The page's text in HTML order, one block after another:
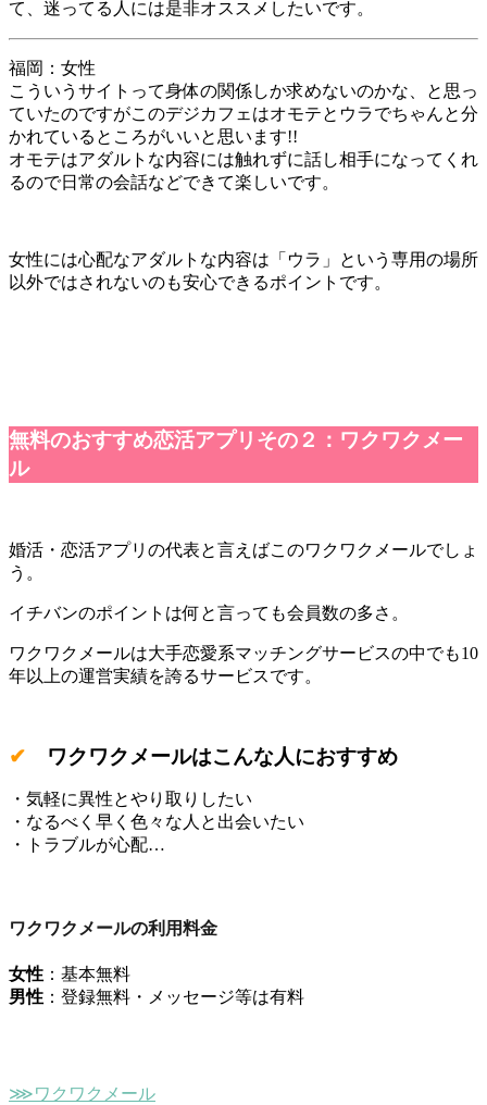
て、迷ってる人には是非オススメしたいです。
福岡：女性
こういうサイトって身体の関係しか求めないのかな、と思っ
ていたのですがこのデジカフェはオモテとウラでちゃんと分
かれているところがいいと思います!!
オモテはアダルトな内容には触れずに話し相手になってくれ
るので日常の会話などできて楽しいです。
女性には心配なアダルトな内容は「ウラ」という専用の場所
以外ではされないのも安心できるポイントです。
無料のおすすめ恋活アプリその２：ワクワクメー
ル
婚活・恋活アプリの代表と言えばこのワクワクメールでしょ
う。
イチバンのポイントは何と言っても会員数の多さ。
ワクワクメールは大手恋愛系マッチングサービスの中でも10
年以上の運営実績を誇るサービスです。
✔ ワクワクメールはこんな人におすすめ
・気軽に異性とやり取りしたい
・なるべく早く色々な人と出会いたい
・トラブルが心配…
ワクワクメールの利用料金
女性 ：基本無料
男性 ：登録無料・メッセージ等は有料
⋙ワクワクメール